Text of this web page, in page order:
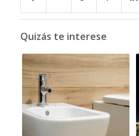
Quizás te interese